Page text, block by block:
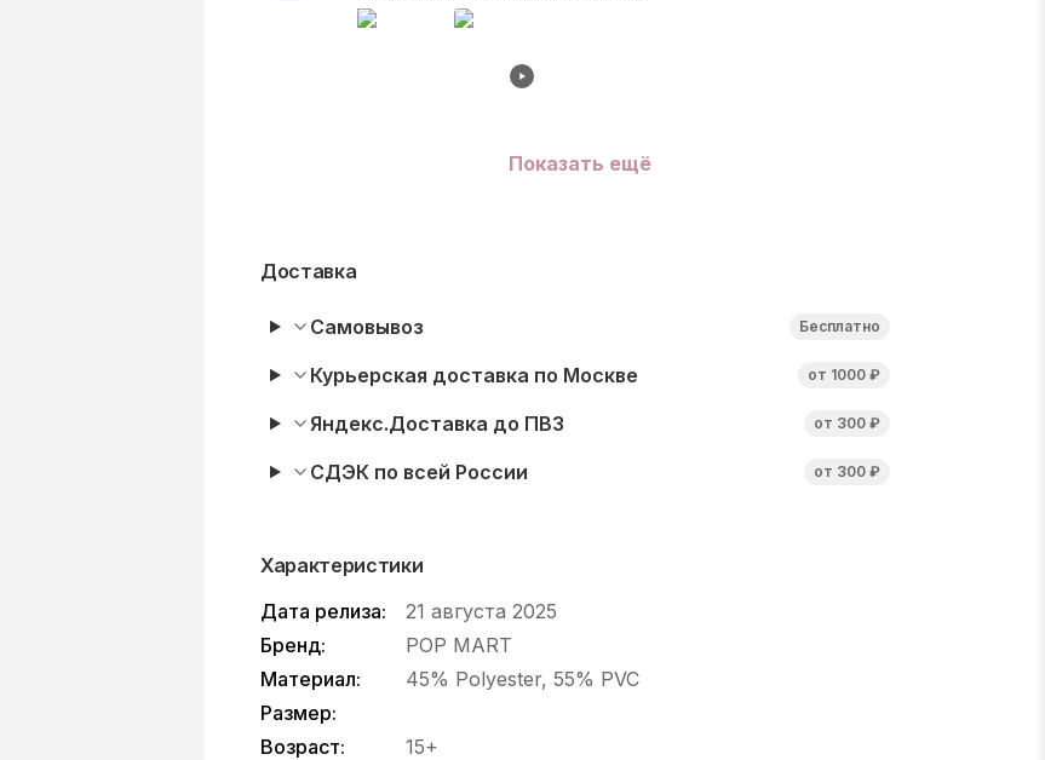
Показать ещё
Доставка
Самовывоз Бесплатно
Курьерская доставка по Москве от 1000 ₽
Яндекс.Доставка до ПВЗ от 300 ₽
СДЭК по всей России от 300 ₽
Характеристики
Дата релиза:
21 августа 2025
Бренд:
POP MART
Материал:
45% Polyester, 55% PVC
Размер:
Возраст:
15+